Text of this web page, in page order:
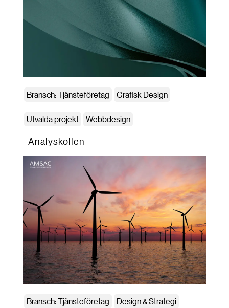
Bransch: Tjänsteföretag Grafisk Design
Utvalda projekt Webbdesign
Analyskollen
Bransch: Tjänsteföretag Design & Strategi